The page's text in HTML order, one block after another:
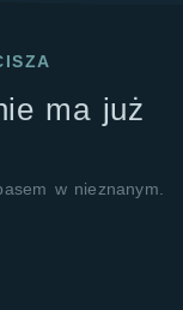
ma już
w nieznanym.